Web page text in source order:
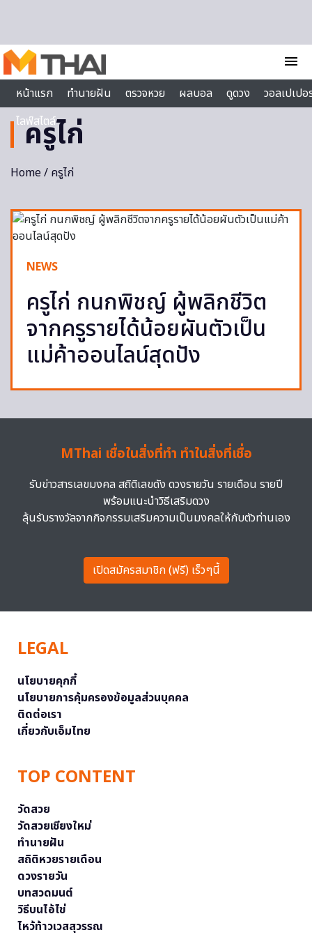
menu
หน้าแรก
ทำนายฝัน ตรวจหวย ผลบอล ดูดวง
วอลเปเป
ไลฟ์สไตล์
ครูไก่
Home/ ครูไก่
NEWS
ครูไก่ กนกพิชญ์ ผู้พลิกชีวิต
จากครูรายได้น้อยผันตัวเป็น
แม่ค้าออนไลน์สุดปัง
MThai เชื่อในสิ่งที่ทำ ทำในสิ่งที่เชื่อ
รับข่าวสารเลขมงคล สถิติเลขดัง ดวงรายวัน รายเดือน รายปี
พร้อมแนะนำวิธีเสริมดวง
ลุ้นรับรางวัลจากกิจกรรมเสริมความเป็นมงคลให้กับตัวท่านเอง
เปิดสมัครสมาชิก (ฟรี) เร็วๆนี้
LEGAL
นโยบายคุกกี้
นโยบายการคุ้มครองข้อมูลส่วนบุคคล
ติดต่อเรา
เกี่ยวกับเอ็มไทย
TOP CONTENT
วัดสวย
วัดสวยเชียงใหม่
ทำนายฝัน
สถิติหวยรายเดือน
ดวงรายวัน
บทสวดมนต์
วิธีบนไอ้ไข่
ไหว้ท้าวเวสสุวรรณ